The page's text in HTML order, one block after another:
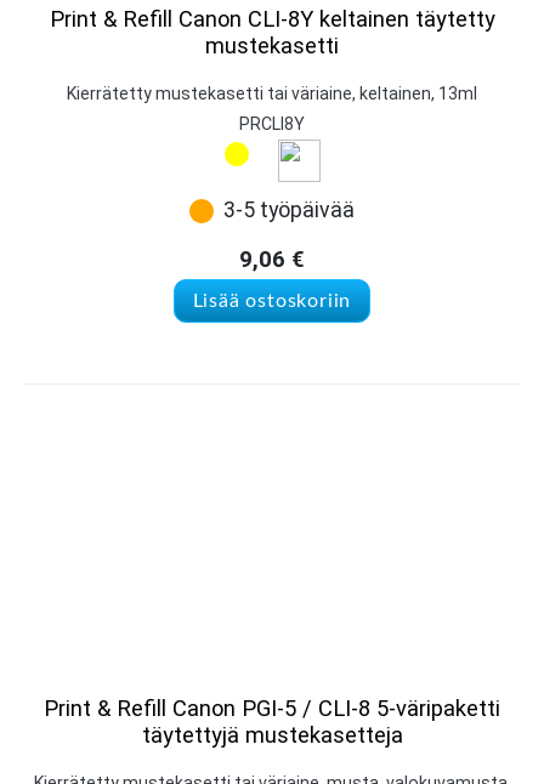
Print & Refill Canon CLI-8Y keltainen täytetty
mustekasetti
Kierrätetty mustekasetti tai väriaine, keltainen, 13ml
PRCLI8Y
3-5 työpäivää
9,06 €
Lisää ostoskoriin
Print & Refill Canon PGI-5 / CLI-8 5-väripaketti
täytettyjä mustekasetteja